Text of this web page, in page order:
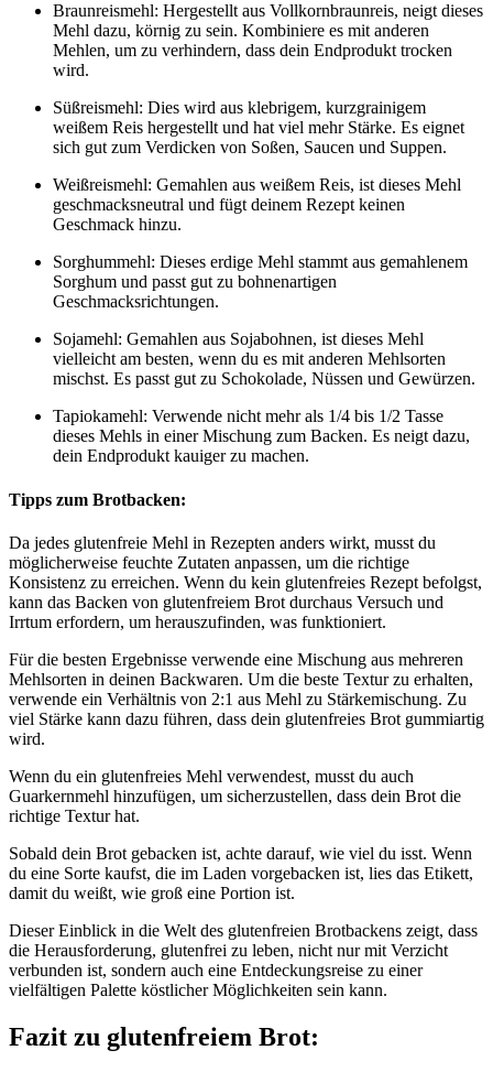
Braunreismehl: Hergestellt aus Vollkornbraunreis, neigt dieses
Mehl dazu, körnig zu sein. Kombiniere es mit anderen
Mehlen, um zu verhindern, dass dein Endprodukt trocken
wird.
Süßreismehl: Dies wird aus klebrigem, kurzgrainigem
weißem Reis hergestellt und hat viel mehr Stärke. Es eignet
sich gut zum Verdicken von Soßen, Saucen und Suppen.
Weißreismehl: Gemahlen aus weißem Reis, ist dieses Mehl
geschmacksneutral und fügt deinem Rezept keinen
Geschmack hinzu.
Sorghummehl: Dieses erdige Mehl stammt aus gemahlenem
Sorghum und passt gut zu bohnenartigen
Geschmacksrichtungen.
Sojamehl: Gemahlen aus Sojabohnen, ist dieses Mehl
vielleicht am besten, wenn du es mit anderen Mehlsorten
mischst. Es passt gut zu Schokolade, Nüssen und Gewürzen.
Tapiokamehl: Verwende nicht mehr als 1/4 bis 1/2 Tasse
dieses Mehls in einer Mischung zum Backen. Es neigt dazu,
dein Endprodukt kauiger zu machen.
Tipps zum Brotbacken:
Da jedes glutenfreie Mehl in Rezepten anders wirkt, musst du
möglicherweise feuchte Zutaten anpassen, um die richtige
Konsistenz zu erreichen. Wenn du kein glutenfreies Rezept befolgst,
kann das Backen von glutenfreiem Brot durchaus Versuch und
Irrtum erfordern, um herauszufinden, was funktioniert.
Für die besten Ergebnisse verwende eine Mischung aus mehreren
Mehlsorten in deinen Backwaren. Um die beste Textur zu erhalten,
verwende ein Verhältnis von 2:1 aus Mehl zu Stärkemischung. Zu
viel Stärke kann dazu führen, dass dein glutenfreies Brot gummiartig
wird.
Wenn du ein glutenfreies Mehl verwendest, musst du auch
Guarkernmehl hinzufügen, um sicherzustellen, dass dein Brot die
richtige Textur hat.
Sobald dein Brot gebacken ist, achte darauf, wie viel du isst. Wenn
du eine Sorte kaufst, die im Laden vorgebacken ist, lies das Etikett,
damit du weißt, wie groß eine Portion ist.
Dieser Einblick in die Welt des glutenfreien Brotbackens zeigt, dass
die Herausforderung, glutenfrei zu leben, nicht nur mit Verzicht
verbunden ist, sondern auch eine Entdeckungsreise zu einer
vielfältigen Palette köstlicher Möglichkeiten sein kann.
Fazit zu glutenfreiem Brot: